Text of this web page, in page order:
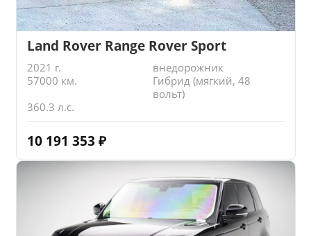
Land Rover Range Rover Sport
2021 г.
внедорожник
57000 км.
Гибрид (мягкий, 48
вольт)
360.3 л.с.
10 191 353 ₽